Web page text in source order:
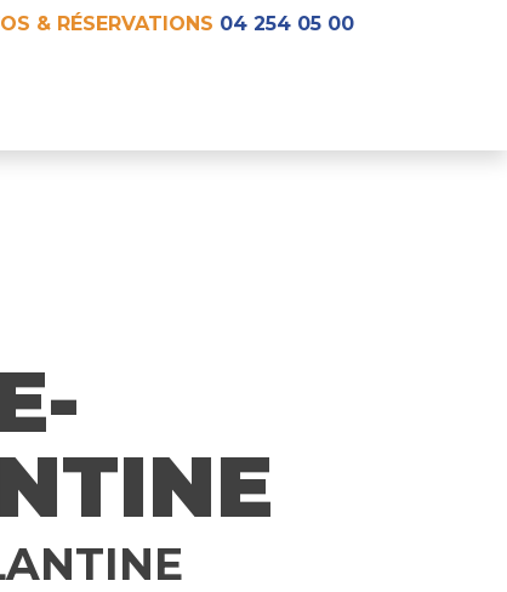
& RÉSERVATIONS 04 254 05 00